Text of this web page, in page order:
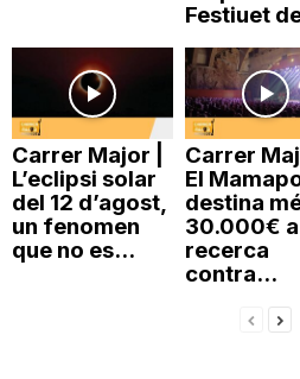
Festiuet
Carrer Major |
L’eclipsi solar
del 12 d’agost,
un fenomen
que no es...
Carrer
El
destina
30.000€
recerca
contra...